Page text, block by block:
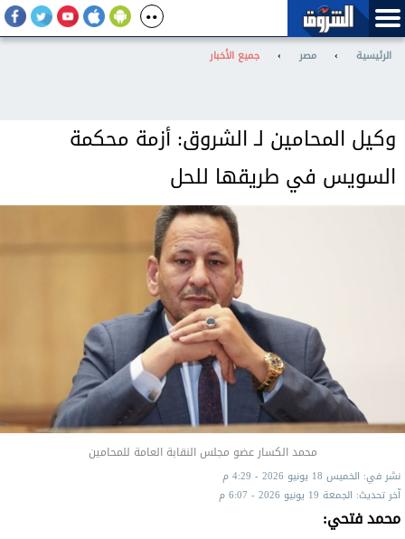
الرئيسية › مصر › جميع الأخبار
وكيل المحامين لـ الشروق: أزمة محكمة
السويس في طريقها للحل
محمد الكسار عضو مجلس النقابة العامة للمحامين
نشر في: الخميس 18 يونيو 2026 - 4:29 م
آخر تحديث: الجمعة 19 يونيو 2026 - 6:07 م
محمد فتحي: